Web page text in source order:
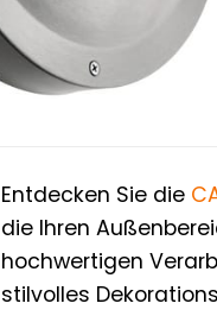
Entdecken Sie die
die Ihren
hochwertigen
stilvolles